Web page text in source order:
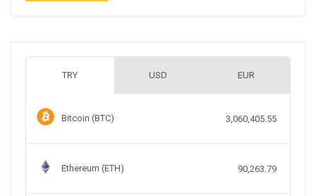
TRY USD EUR
Bitcoin (BTC) 3,060,405.55
Ethereum (ETH) 90,263.79